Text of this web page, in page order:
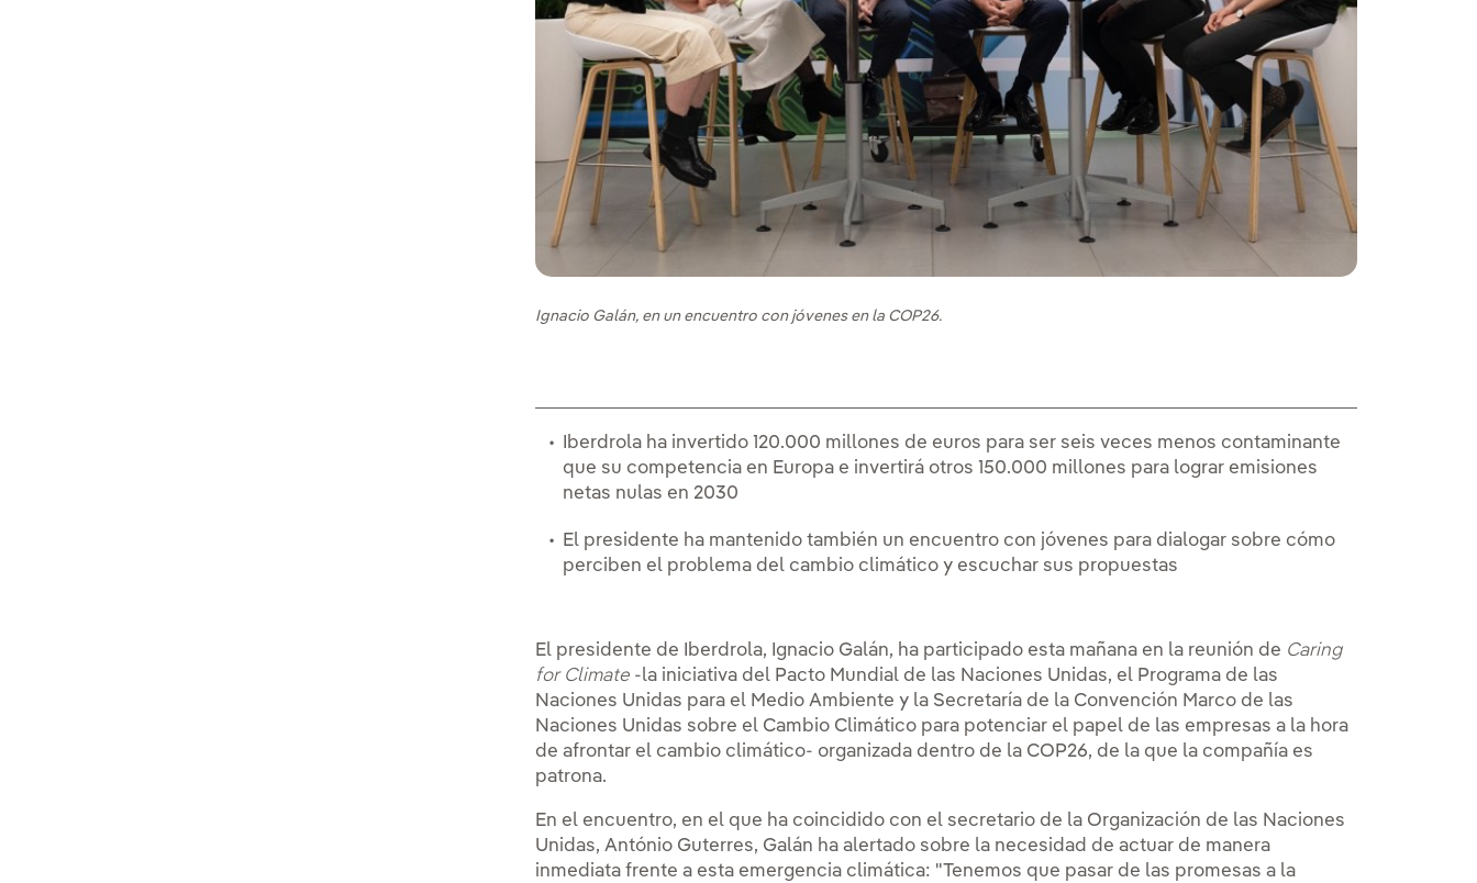
Ignacio Galán, en un encuentro con jóvenes en la COP26.
Iberdrola ha invertido 120.000 millones de euros para ser seis veces menos contaminante
que su competencia en Europa e invertirá otros 150.000 millones para lograr emisiones
netas nulas en 2030
El presidente ha mantenido también un encuentro con jóvenes para dialogar sobre cómo
perciben el problema del cambio climático y escuchar sus propuestas
El presidente de Iberdrola, Ignacio Galán, ha participado esta mañana en la reunión de Caring
for Climate -la iniciativa del Pacto Mundial de las Naciones Unidas, el Programa de las
Naciones Unidas para el Medio Ambiente y la Secretaría de la Convención Marco de las
Naciones Unidas sobre el Cambio Climático para potenciar el papel de las empresas a la hora
de afrontar el cambio climático- organizada dentro de la COP26, de la que la compañía es
patrona.
En el encuentro, en el que ha coincidido con el secretario de la Organización de las Naciones
Unidas, António Guterres, Galán ha alertado sobre la necesidad de actuar de manera
inmediata frente a esta emergencia climática: "Tenemos que pasar de las promesas a la